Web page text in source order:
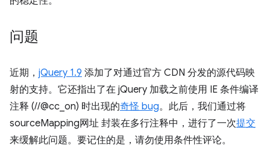
问题
近期， jQuery 1.9 添加了对通过官方 CDN 分发的源代码映
射的支持。它还指出了在 jQuery 加载之前使用 IE 条件编译
注释 (//@cc_on) 时出现的奇怪 bug。此后，我们通过将
sourceMapping网址 封装在多行注释中，进行了一次提交
来缓解此问题。要记住的是，请勿使用条件性评论。